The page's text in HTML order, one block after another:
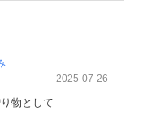
2025-07-26
物として